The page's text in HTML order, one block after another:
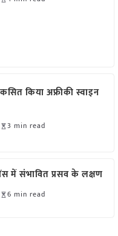
किया अफ्रीकी स्वाइन
3 min read
में संभावित प्रसव के लक्षण
6 min read